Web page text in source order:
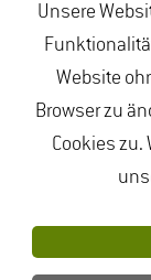
duales Studium
Studium|
Studium|
Lebensmittel
Studium
Unsere
Website
Browser zu
Cookies zu.